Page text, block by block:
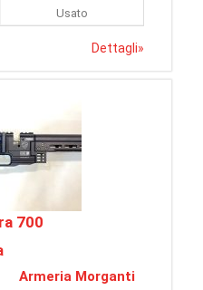
Usato
Dettagli»
700
Armeria Morganti